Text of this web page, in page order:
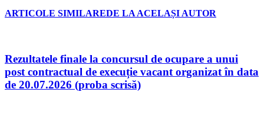
ARTICOLE SIMILAREDE LA ACELAȘI AUTOR
Rezultatele finale la concursul de ocupare a unui
post contractual de execuție vacant organizat în data
de 20.07.2026 (proba scrisă)